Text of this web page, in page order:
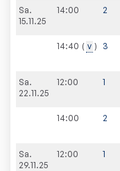
Sa.
15.11.25
14:00 2
14:40 v 3
Sa.
22.11.25
12:00 1
14:00 2
Sa.
29.11.25
12:00 1